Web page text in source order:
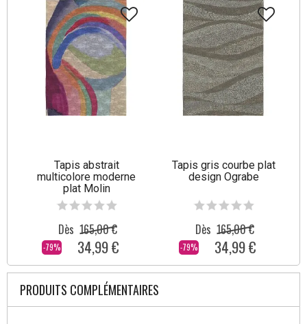
Tapis abstrait
multicolore moderne
plat Molin
-79%
Dès 165,00 €
34,99 €
Tapis gris courbe plat
design Ograbe
-79%
Dès 165,00 €
34,99 €
PRODUITS COMPLÉMENTAIRES